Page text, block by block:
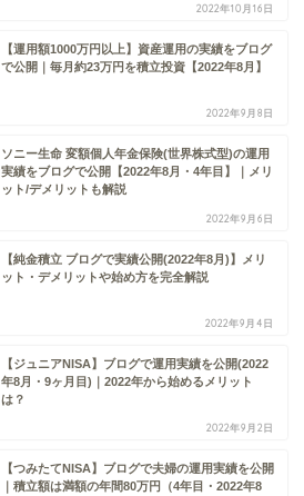
2022年10月16日
【運用額1000万円以上】資産運用の実績をブログ
で公開｜毎月約23万円を積立投資【2022年8月】
2022年9月8日
ソニー生命 変額個人年金保険(世界株式型)の運用
実績をブログで公開【2022年8月・4年目】｜メリ
ット/デメリットも解説
2022年9月6日
【純金積立 ブログで実績公開(2022年8月)】メリ
ット・デメリットや始め方を完全解説
2022年9月4日
【ジュニアNISA】ブログで運用実績を公開(2022
年8月・9ヶ月目)｜2022年から始めるメリット
は？
2022年9月2日
【つみたてNISA】ブログで夫婦の運用実績を公開
｜積立額は満額の年間80万円（4年目・2022年8